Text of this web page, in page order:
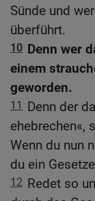
Sünde und
überführt.
10 Denn wer
einem
geworden.
11 Denn der
ehebrechen«,
Wenn du nun
du ein
12 Redet so